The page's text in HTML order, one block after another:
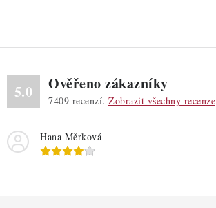
5.0 Ověřeno zákazníky
7409 recenzí. Zobrazit všechny recenze
Hana Měrková